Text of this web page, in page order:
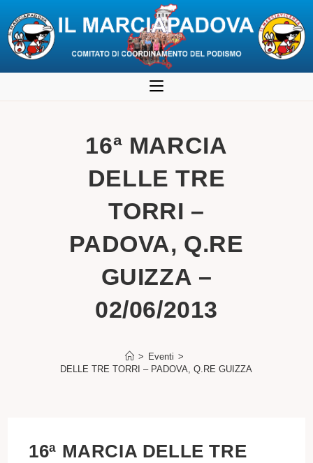
al
16ª MARCIA
DELLE TRE
TORRI –
PADOVA, Q.RE
GUIZZA –
02/06/2013
> Eventi >
16ª MARCIA DELLE TRE TORRI – PADOVA, Q.RE GUIZZA – 02/06/2013
16ª MARCIA DELLE TRE